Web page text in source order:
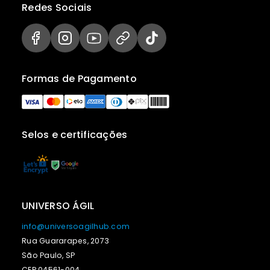
Selos e certificações
Formas de Pagamento
Redes Sociais
UNIVERSO ÁGIL
info@universoagilhub.com
Rua Guararapes, 2073
São Paulo, SP